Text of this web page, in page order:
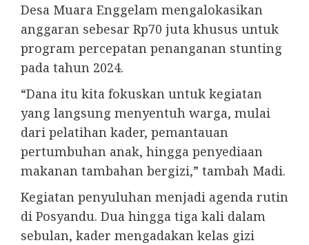
Desa Muara Enggelam mengalokasikan
anggaran sebesar Rp70 juta khusus untuk
program percepatan penanganan stunting
pada tahun 2024.
“Dana itu kita fokuskan untuk kegiatan
yang langsung menyentuh warga, mulai
dari pelatihan kader, pemantauan
pertumbuhan anak, hingga penyediaan
makanan tambahan bergizi,” tambah Madi.
Kegiatan penyuluhan menjadi agenda rutin
di Posyandu. Dua hingga tiga kali dalam
sebulan, kader mengadakan kelas gizi